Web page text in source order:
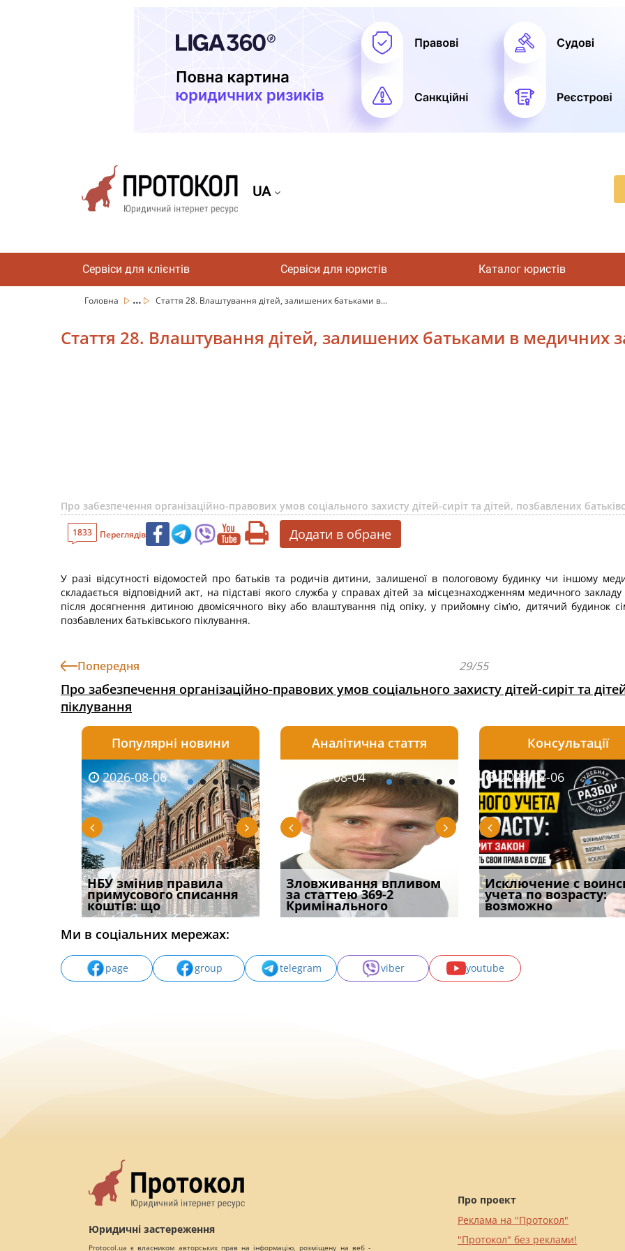
UA
Сервіси для клієнтів Сервіси для юристів Каталог юристів
Головна ... Стаття 28. Влаштування дітей, залишених батьками в...
Стаття 28. Влаштування дітей, залишених батьками в медичних
Про забезпечення організаційно-правових умов соціального захисту дітей-сиріт та дітей, позбавлених
1833 Переглядів Додати в обране
У разі відсутності відомостей про батьків та родичів дитини, залишеної в пологовому будинку чи іншому
складається відповідний акт, на підставі якого служба у справах дітей за місцезнаходженням медичного
після досягнення дитиною двомісячного віку або влаштування під опіку, у прийомну сім’ю, дитячий будинок
позбавлених батьківського піклування.
Попередня 29/55
Про забезпечення організаційно-правових умов соціального захисту дітей-сиріт та
піклування
Популярні новини
2026-08-06
НБУ змінив правила
примусового списання
коштів: що
2026-08-06
Якщо суд встановив для
відшкодування шкоди
наявніс
2026-08-06
Документи, на яких не
проставляється
апостиль: пер
Аналітична стаття
2026-08-03
Водії можуть отримати
компенсацію за
незаконні дії
2026-08-04
Зловживання впливом
за статтею 369-2
Кримінального
2026-08-04
Переоформлення
відстрочки за іншою
підставою: нов
Консультації
2026-08-05
Особливості захисту у
кримінальному
провадженні: я
2026-08-06
Исключение с
учета по возрасту:
возможно
2026-07-30
Восьмий ААС
підтвердив, що
може скас
Ми в соціальних мережах:
page group telegram viber youtube
Юридичні застереження
Protocol.ua є власником авторських прав на інформацію, розміщену на веб -
Про проект
Реклама на "Протокол"
"Протокол" без реклами!